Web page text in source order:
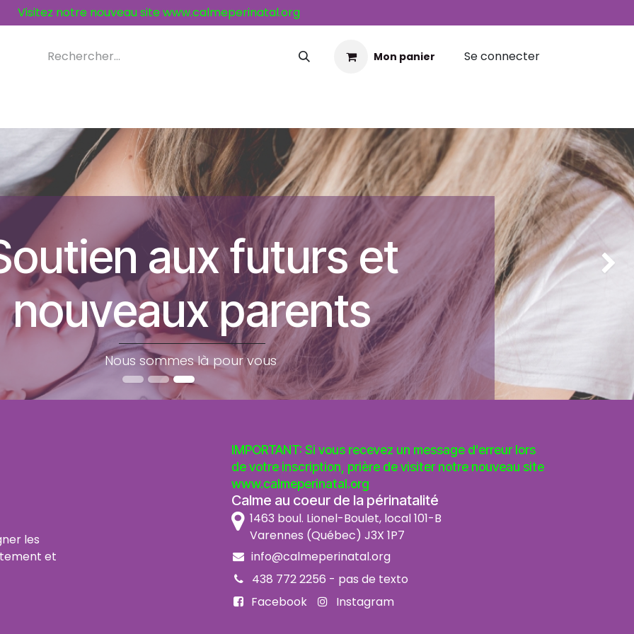
Visitez notre nouveau site www.calmeperinatal.org
Mon panier Se connecter
aux futurs et
nouveaux parents
Nous sommes là pour vous
IMPORTANT: Si vous recevez un message d'erreur lors
de votre inscription, prière de visiter notre nouveau site
www.calmeperinatal.org
Calme au coeur de la périnatalité
1463 boul. Lionel-Boulet, local 101-B
Varennes (Québec) J3X 1P7
info@calmeperinatal.org
438 772 2256 - pas de texto
Facebook
Instagram
les
et